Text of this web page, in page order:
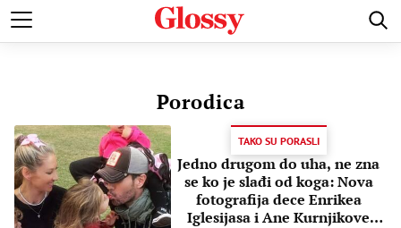
VESTI ŽIVOTNE PRIČE LJUBAVNE PRIČE VENČANJA
Porodica
TAKO SU PORASLI
Jedno drugom do uha, ne zna
se ko je slađi od koga: Nova
fotografija dece Enrikea
Iglesijasa i Ane Kurnjikove